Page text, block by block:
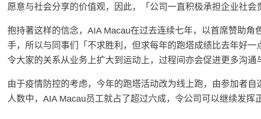
愿意与社会分享的价值观，因此，「公司一直积极承担企业社
抱持著这样的信念，AIA Macau在过去连续七年，以首席赞助角
手，所以与同事们「不求胜利，但求每年的跑塔成绩比去年好
令大家的关系从业务上扩大到运动上，过程间亦会促进更多沟通
由于疫情防控的考虑，今年的跑塔活动改为线上跑，由参加者
人数中，AIA Macau员工就占了超过六成，令公司可以继续发挥